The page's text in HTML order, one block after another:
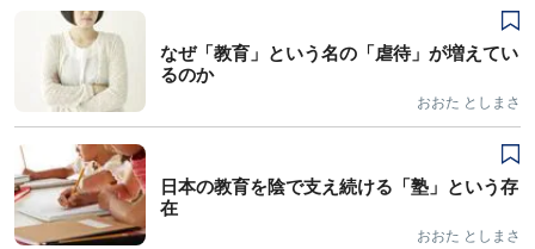
なぜ「教育」という名の「虐待」が増えてい
るのか
おおた としまさ
日本の教育を陰で支え続ける「塾」という存
在
おおた としまさ